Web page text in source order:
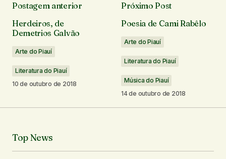
O seu endereço de e-mail não será publicado.
Campos obrigatórios são marcados com*
Comentário
Postagem anterior
Herdeiros, de
Demetrios Galvão
Arte do Piauí
Literatura do Piauí
10 de outubro de 2018
Próximo Post
Poesia de Cami Rabêlo
Arte do Piauí
Literatura do Piauí
Música do Piauí
14 de outubro de 2018
Top News